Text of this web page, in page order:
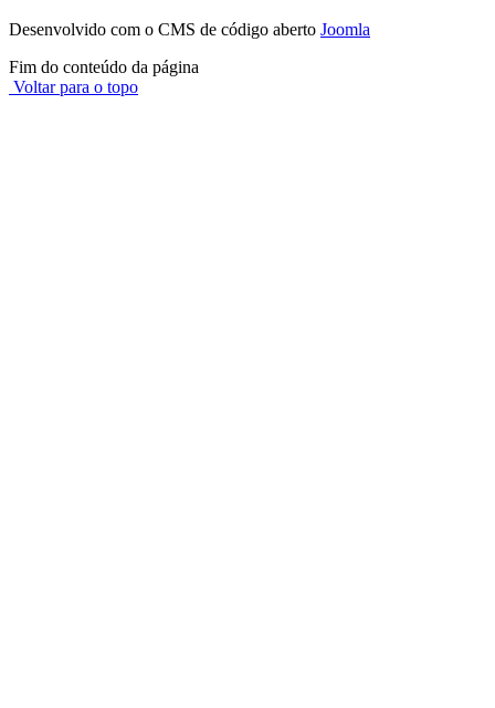
Desenvolvido com o CMS de código aberto Joomla
Fim do conteúdo da página
Voltar para o topo